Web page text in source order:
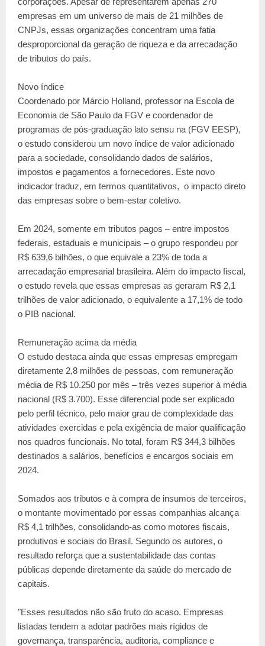
empresas em um universo de mais de 21 milhões de
CNPJs, essas organizações concentram uma fatia
desproporcional da geração de riqueza e da arrecadação
de tributos do país.
Novo índice
Coordenado por Márcio Holland, professor na Escola de
Economia de São Paulo da FGV e coordenador de
programas de pós-graduação lato sensu na (FGV EESP),
o estudo considerou um novo índice de valor adicionado
para a sociedade, consolidando dados de salários,
impostos e pagamentos a fornecedores. Este novo
indicador traduz, em termos quantitativos, o impacto direto
das empresas sobre o bem-estar coletivo.
Em 2024, somente em tributos pagos – entre impostos
federais, estaduais e municipais – o grupo respondeu por
R$ 639,6 bilhões, o que equivale a 23% de toda a
arrecadação empresarial brasileira. Além do impacto fiscal,
o estudo revela que essas empresas as geraram R$ 2,1
trilhões de valor adicionado, o equivalente a 17,1% de todo
o PIB nacional.
Remuneração acima da média
O estudo destaca ainda que essas empresas empregam
diretamente 2,8 milhões de pessoas, com remuneração
média de R$ 10.250 por mês – três vezes superior à média
nacional (R$ 3.700). Esse diferencial pode ser explicado
pelo perfil técnico, pelo maior grau de complexidade das
atividades exercidas e pela exigência de maior qualificação
nos quadros funcionais. No total, foram R$ 344,3 bilhões
destinados a salários, benefícios e encargos sociais em
2024.
Somados aos tributos e à compra de insumos de terceiros,
o montante movimentado por essas companhias alcança
R$ 4,1 trilhões, consolidando-as como motores fiscais,
produtivos e sociais do Brasil. Segundo os autores, o
resultado reforça que a sustentabilidade das contas
públicas depende diretamente da saúde do mercado de
capitais.
"Esses resultados não são fruto do acaso. Empresas
listadas tendem a adotar padrões mais rígidos de
governança, transparência, auditoria, compliance e